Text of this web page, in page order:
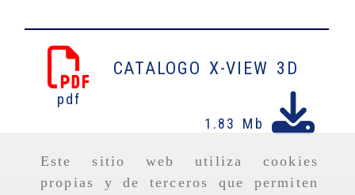
Este sitio web utiliza cookies
propias y de terceros que permiten
pdf
CATALOGO X-VIEW 3D
1.83 Mb